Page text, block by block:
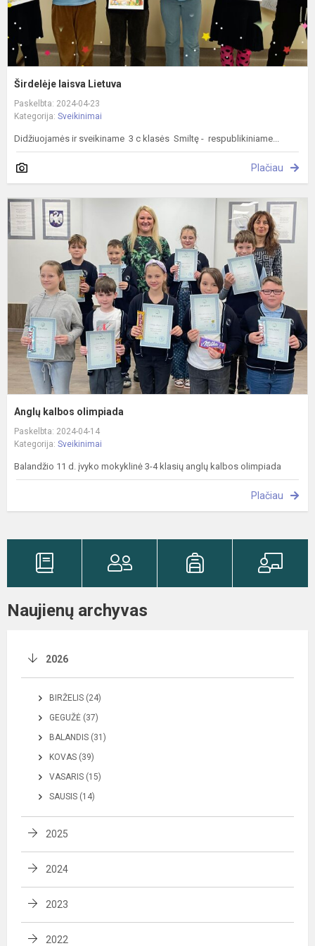
Širdelėje laisva Lietuva
Paskelbta: 2024-04-23
Kategorija: Sveikinimai
Didžiuojamės ir sveikiname 3 c klasės Smiltę - respublikiniame...
Plačiau
Anglų kalbos olimpiada
Paskelbta: 2024-04-14
Kategorija: Sveikinimai
Balandžio 11 d. įvyko mokyklinė 3-4 klasių anglų kalbos olimpiada
Plačiau
Naujienų archyvas
2026
BIRŽELIS (24)
GEGUŽĖ (37)
BALANDIS (31)
KOVAS (39)
VASARIS (15)
SAUSIS (14)
2025
2024
2023
2022